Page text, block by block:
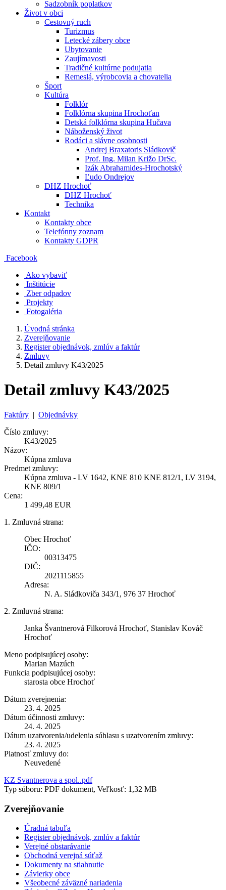
Sadzobník poplatkov
Život v obci
Cestovný ruch
Turizmus
Letecké zábery obce
Ubytovanie
Zaujímavosti
Tradičné kultúrne podujatia
Remeslá, výrobcovia a chovatelia
Šport
Kultúra
Folklór
Folklórna skupina Hrochoťan
Detská folklórna skupina Hučava
Náboženský život
Rodáci a slávne osobnosti
Andrej Braxatoris Sládkovič
Prof. Ing. Milan Križo DrSc.
Izák Abrahamides-Hrochotský
Ľudo Ondrejov
DHZ Hrochoť
DHZ Hrochoť
Technika
Kontakt
Kontakty obce
Telefónny zoznam
Kontakty GDPR
Facebook
Ako vybaviť
Inštitúcie
Zber odpadov
Projekty
Fotogaléria
Úvodná stránka
Zverejňovanie
Register objednávok, zmlúv a faktúr
Zmluvy
Detail zmluvy K43/2025
Detail zmluvy K43/2025
Faktúry | Objednávky
Číslo zmluvy:
K43/2025
Názov:
Kúpna zmluva
Predmet zmluvy:
Kúpna zmluva - LV 1642, KNE 810 KNE 812/1, LV 3194,
KNE 809/1
Cena:
1 499,48 EUR
1. Zmluvná strana:
Obec Hrochoť
IČO:
00313475
DIČ:
2021115855
Adresa:
N. A. Sládkoviča 343/1, 976 37 Hrochoť
2. Zmluvná strana:
Janka Švantnerová Filkorová Hrochoť, Stanislav Kováč
Hrochoť
Meno podpisujúcej osoby:
Marian Mazúch
Funkcia podpisujúcej osoby:
starosta obce Hrochoť
Dátum zverejnenia:
23. 4. 2025
Dátum účinnosti zmluvy:
24. 4. 2025
Dátum uzatvorenia/udelenia súhlasu s uzatvorením zmluvy:
23. 4. 2025
Platnosť zmluvy do:
Neuvedené
KZ Svantnerova a spol..pdf
Typ súboru: PDF dokument, Veľkosť: 1,32 MB
Zverejňovanie
Úradná tabuľa
Register objednávok, zmlúv a faktúr
Verejné obstarávanie
Obchodná verejná súťaž
Dokumenty na stiahnutie
Závierky obce
Všeobecné záväzné nariadenia